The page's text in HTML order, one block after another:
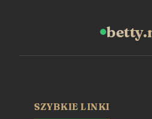
SZYBKIE LINKI